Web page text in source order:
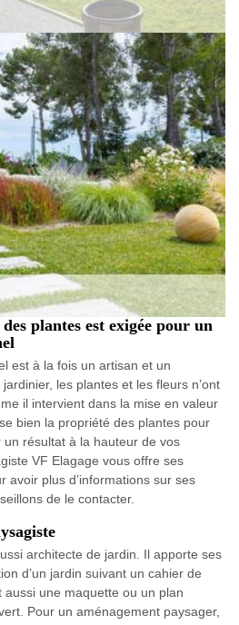
plantes est exigée pour un
est à la fois un artisan et un
les plantes et les fleurs n’ont
il intervient dans la mise en valeur
bien la propriété des plantes pour
résultat à la hauteur de vos
VF Elagage vous offre ses
avoir plus d’informations sur ses
de le contacter.
architecte de jardin. Il apporte ses
d’un jardin suivant un cahier de
une maquette ou un plan
Pour un aménagement paysager,